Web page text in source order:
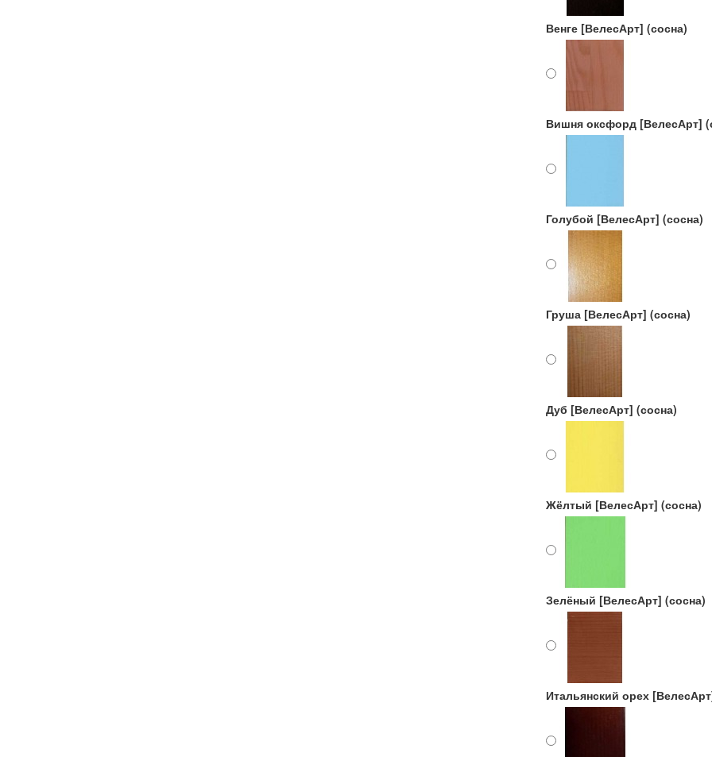
Венге [ВелесАрт] (сосна)
Вишня оксфорд [ВелесАрт]
Голубой [ВелесАрт] (сосна)
Груша [ВелесАрт] (сосна)
Дуб [ВелесАрт] (сосна)
Жёлтый [ВелесАрт] (сосна)
Зелёный [ВелесАрт] (сосна)
Итальянский орех